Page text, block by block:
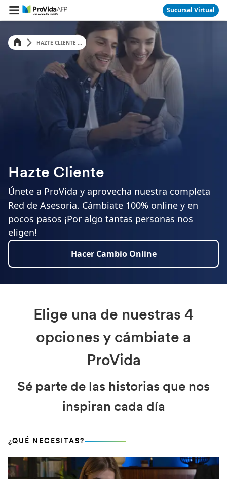
Sucursal Virtual
HAZTE CLIENTE ...
Hazte Cliente
Únete a ProVida y aprovecha nuestra completa
Red de Asesoría. Cámbiate 100% online y en
pocos pasos ¡Por algo tantas personas nos
eligen!
Hacer Cambio Online
Elige una de nuestras 4
opciones y cámbiate a
ProVida
Sé parte de las historias que nos
inspiran cada día
¿QUÉ NECESITAS?